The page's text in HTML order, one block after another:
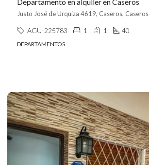
Justo José de Urquiza 4619, Caseros, Caseros
AGU-225783 1 1 40
DEPARTAMENTOS